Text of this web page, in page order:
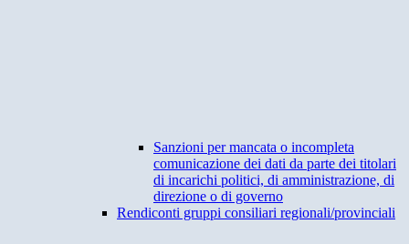
Sanzioni per mancata o incompleta
comunicazione dei dati da parte dei titolari
di incarichi politici, di amministrazione, di
direzione o di governo
Rendiconti gruppi consiliari regionali/provinciali